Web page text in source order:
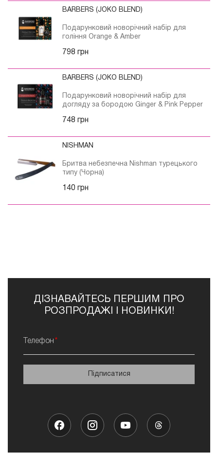
BARBERS (JOKO BLEND)
Подарунковий новорічний набір для
гоління Orange & Amber
798 грн
BARBERS (JOKO BLEND)
Подарунковий новорічний набір для
догляду за бородою Ginger & Pink Pepper
748 грн
NISHMAN
Бритва небезпечна Nishman турецького
типу (Чорна)
140 грн
ДІЗНАВАЙТЕСЬ ПЕРШИМ ПРО
РОЗПРОДАЖІ І НОВИНКИ!
Телефон
Підписатися